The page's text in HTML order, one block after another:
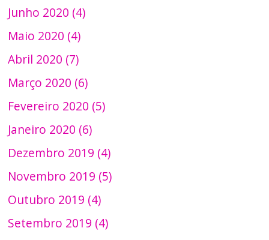
Junho 2020 (4)
Maio 2020 (4)
Abril 2020 (7)
Março 2020 (6)
Fevereiro 2020 (5)
Janeiro 2020 (6)
Dezembro 2019 (4)
Novembro 2019 (5)
Outubro 2019 (4)
Setembro 2019 (4)